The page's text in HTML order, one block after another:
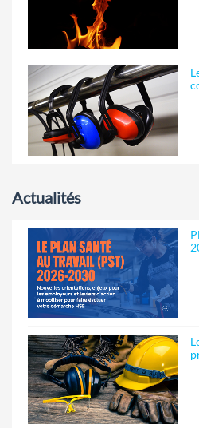
Actualités